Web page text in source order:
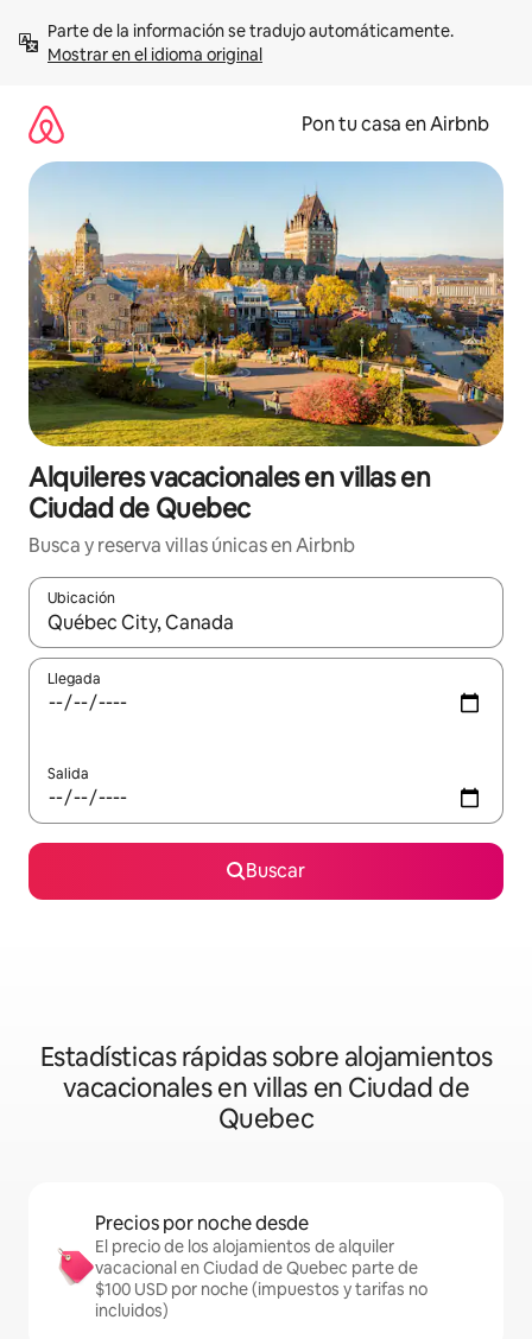
contenidoMostrar en el idioma original
Pon tu casa en Airbnb
Alquileres vacacionales en villas en
Ciudad de Quebec
Busca y reserva villas únicas en Airbnb
Ubicación
Cuando los resultados estén disponibles, navega con las
Llegada
Salida
Buscar
Estadísticas rápidas sobre alojamientos
vacacionales en villas en Ciudad de
Quebec
Precios por noche desde
El precio de los alojamientos de alquiler
vacacional en Ciudad de Quebec parte de
$100 USD por noche (impuestos y tarifas no
incluidos)